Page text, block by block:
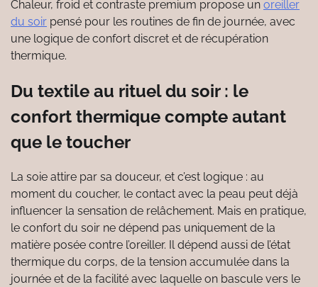
Chaleur, froid et contraste premium propose un oreiller
du soir pensé pour les routines de fin de journée, avec
une logique de confort discret et de récupération
thermique.
Du textile au rituel du soir : le
confort thermique compte autant
que le toucher
La soie attire par sa douceur, et c’est logique : au
moment du coucher, le contact avec la peau peut déjà
influencer la sensation de relâchement. Mais en pratique,
le confort du soir ne dépend pas uniquement de la
matière posée contre l’oreiller. Il dépend aussi de l’état
thermique du corps, de la tension accumulée dans la
journée et de la facilité avec laquelle on bascule vers le